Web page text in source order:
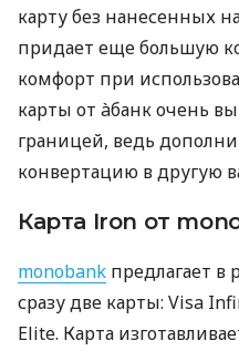
карту без нанесенных
придает еще большую
комфорт при
карты от àбанк очень
границей, ведь
конвертацию в другую
Карта Iron от
monobank предлагает в
сразу две карты: Visa
Elite. Карта